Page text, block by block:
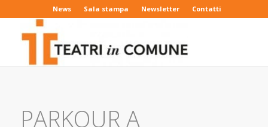
News Sala stampa Newsletter Contatti
PARKOUR A